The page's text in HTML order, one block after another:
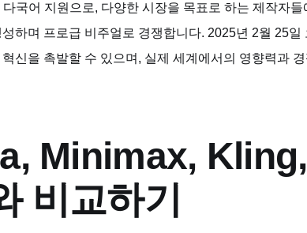
국어 지원으로, 다양한 시장을 목표로 하는 제작자들
하며 프로급 비주얼로 경쟁합니다. 2025년 2월 25일
신을 촉발할 수 있으며, 실제 세계에서의 영향력과 경
Minimax, Kling,
비교하기